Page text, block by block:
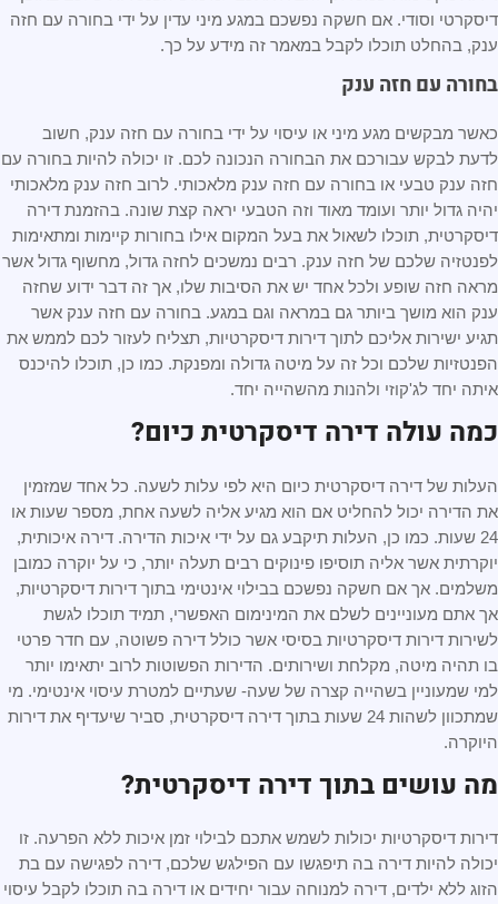
דיסקרטי וסודי. אם חשקה נפשכם במגע מיני עדין על ידי בחורה עם חזה
ענק, בהחלט תוכלו לקבל במאמר זה מידע על כך.
בחורה עם חזה ענק
כאשר מבקשים מגע מיני או עיסוי על ידי בחורה עם חזה ענק, חשוב
לדעת לבקש עבורכם את הבחורה הנכונה לכם. זו יכולה להיות בחורה עם
חזה ענק טבעי או בחורה עם חזה ענק מלאכותי. לרוב חזה ענק מלאכותי
יהיה גדול יותר ועומד מאוד וזה הטבעי יראה קצת שונה. בהזמנת דירה
דיסקרטית, תוכלו לשאול את בעל המקום אילו בחורות קיימות ומתאימות
לפנטזיה שלכם של חזה ענק. רבים נמשכים לחזה גדול, מחשוף גדול אשר
מראה חזה שופע ולכל אחד יש את הסיבות שלו, אך זה דבר ידוע שחזה
ענק הוא מושך ביותר גם במראה וגם במגע. בחורה עם חזה ענק אשר
תגיע ישירות אליכם לתוך דירות דיסקרטיות, תצליח לעזור לכם לממש את
הפנטזיות שלכם וכל זה על מיטה גדולה ומפנקת. כמו כן, תוכלו להיכנס
איתה יחד לג'קוזי ולהנות מהשהייה יחד.
כמה עולה דירה דיסקרטית כיום?
העלות של דירה דיסקרטית כיום היא לפי עלות לשעה. כל אחד שמזמין
את הדירה יכול להחליט אם הוא מגיע אליה לשעה אחת, מספר שעות או
24 שעות. כמו כן, העלות תיקבע גם על ידי איכות הדירה. דירה איכותית,
יוקרתית אשר אליה תוסיפו פינוקים רבים תעלה יותר, כי על יוקרה כמובן
משלמים. אך אם חשקה נפשכם בבילוי אינטימי בתוך דירות דיסקרטיות,
אך אתם מעוניינים לשלם את המינימום האפשרי, תמיד תוכלו לגשת
לשירות דירות דיסקרטיות בסיסי אשר כולל דירה פשוטה, עם חדר פרטי
בו תהיה מיטה, מקלחת ושירותים. הדירות הפשוטות לרוב יתאימו יותר
למי שמעוניין בשהייה קצרה של שעה- שעתיים למטרת עיסוי אינטימי. מי
שמתכוון לשהות 24 שעות בתוך דירה דיסקרטית, סביר שיעדיף את דירות
היוקרה.
מה עושים בתוך דירה דיסקרטית?
דירות דיסקרטיות יכולות לשמש אתכם לבילוי זמן איכות ללא הפרעה. זו
יכולה להיות דירה בה תיפגשו עם הפילגש שלכם, דירה לפגישה עם בת
הזוג ללא ילדים, דירה למנוחה עבור יחידים או דירה בה תוכלו לקבל עיסוי